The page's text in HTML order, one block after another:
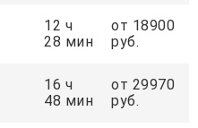
12 ч
28 мин
от 18900
руб.
16 ч
48 мин
от 29970
руб.